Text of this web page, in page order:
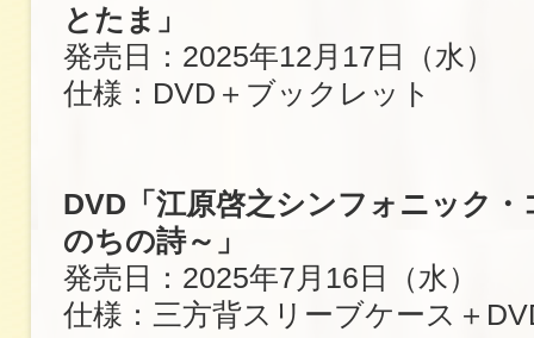
とたま」
発売日：2025年12月17日（水）
仕様：DVD＋ブックレット
DVD「江原啓之シンフォニック
のちの詩～」
発売日：2025年7月16日（水）
仕様：三方背スリーブケース＋